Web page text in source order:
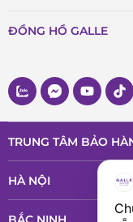
ĐỒNG HỒ GALLE
TRUNG TÂM BẢO
HÀ NỘI